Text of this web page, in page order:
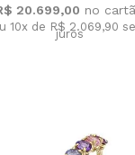
20.699,00
10x de R$ 2.069,90
juros